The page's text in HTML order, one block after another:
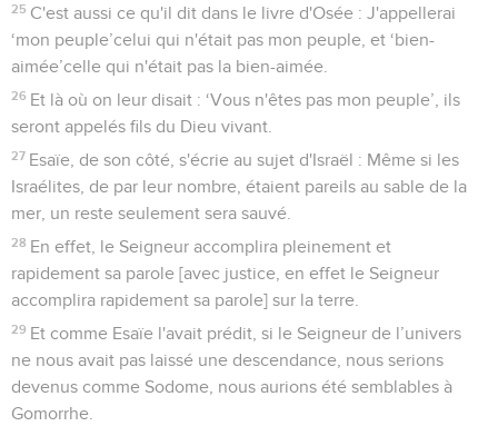
25 C'est aussi ce qu'il dit dans le livre d'Osée : J'appellerai
‘mon peuple’celui qui n'était pas mon peuple, et ‘bien-
aimée’celle qui n'était pas la bien-aimée.
26 Et là où on leur disait : ‘Vous n'êtes pas mon peuple’, ils
seront appelés fils du Dieu vivant.
27 Esaïe, de son côté, s'écrie au sujet d'Israël : Même si les
Israélites, de par leur nombre, étaient pareils au sable de la
mer, un reste seulement sera sauvé.
28 En effet, le Seigneur accomplira pleinement et
rapidement sa parole [avec justice, en effet le Seigneur
accomplira rapidement sa parole] sur la terre.
29 Et comme Esaïe l'avait prédit, si le Seigneur de l’univers
ne nous avait pas laissé une descendance, nous serions
devenus comme Sodome, nous aurions été semblables à
Gomorrhe.